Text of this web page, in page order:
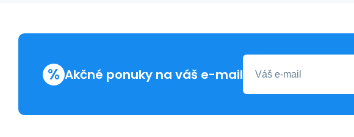
% Akčné ponuky na váš e-mail